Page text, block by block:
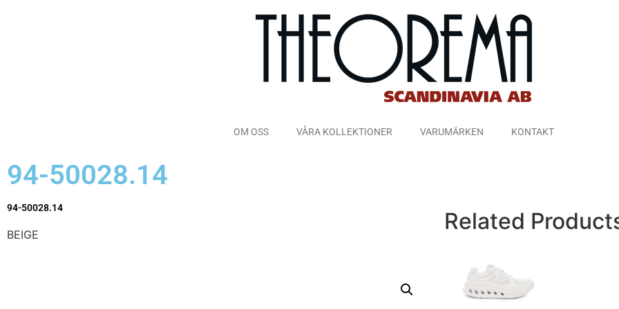
OM OSS VÅRA KOLLEKTIONER VARUMÄRKEN KONTAKT
94-50028.14
94-50028.14
BEIGE Related